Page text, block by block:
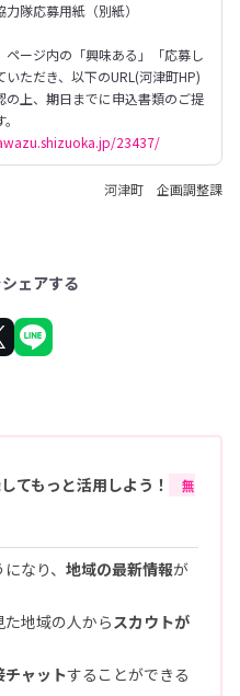
隊応募用紙（別紙）
ージ内の「興味ある」「応募し
ただき、以下のURL(河津町HP)
の上、期日までに申込書類のご提
23437/
河津町 企画調整課
ェアする
てもっと活用しよう！
無
なり、 地域の最新情報が
地域の人から スカウトが
チャットすることができる